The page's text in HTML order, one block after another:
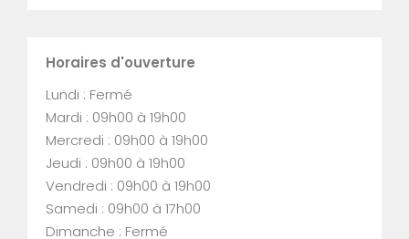
Horaires d'ouverture
Lundi : Fermé
Mardi : 09h00 à 19h00
Mercredi : 09h00 à 19h00
Jeudi : 09h00 à 19h00
Vendredi : 09h00 à 19h00
Samedi : 09h00 à 17h00
Dimanche : Fermé